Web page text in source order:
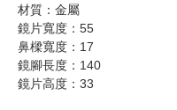
材質：金屬
鏡片寬度：55
鼻樑寬度：17
鏡腳長度：140
鏡片高度：33